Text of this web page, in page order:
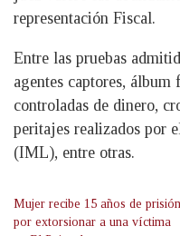
representación Fiscal.
Entre las pruebas
agentes captores,
controladas de dinero,
peritajes realizados por
(IML), entre otras.
Mujer recibe 15 años de prisión
por extorsionar a una víctima